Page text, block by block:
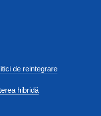
de reintegrare
hibridă